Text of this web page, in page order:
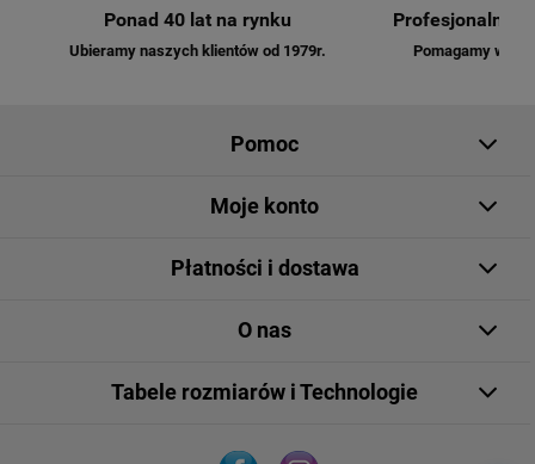
Ponad 40 lat na rynku
Ubieramy naszych klientów od 1979r.
Profesjonalna
Pomagamy w
Pomoc
Moje konto
Płatności i dostawa
O nas
Tabele rozmiarów i Technologie